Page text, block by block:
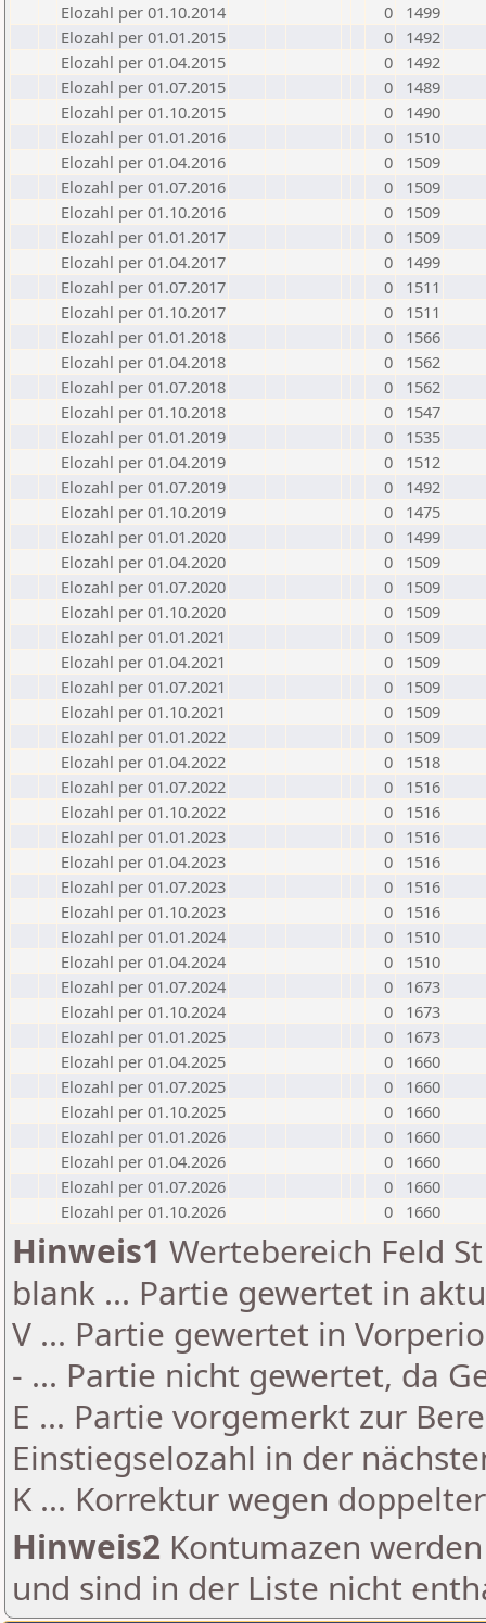
Elozahl per 01.10.2014
0
1499
Elozahl per 01.01.2015
0
1492
Elozahl per 01.04.2015
0
1492
Elozahl per 01.07.2015
0
1489
Elozahl per 01.10.2015
0
1490
Elozahl per 01.01.2016
0
1510
Elozahl per 01.04.2016
0
1509
Elozahl per 01.07.2016
0
1509
Elozahl per 01.10.2016
0
1509
Elozahl per 01.01.2017
0
1509
Elozahl per 01.04.2017
0
1499
Elozahl per 01.07.2017
0
1511
Elozahl per 01.10.2017
0
1511
Elozahl per 01.01.2018
0
1566
Elozahl per 01.04.2018
0
1562
Elozahl per 01.07.2018
0
1562
Elozahl per 01.10.2018
0
1547
Elozahl per 01.01.2019
0
1535
Elozahl per 01.04.2019
0
1512
Elozahl per 01.07.2019
0
1492
Elozahl per 01.10.2019
0
1475
Elozahl per 01.01.2020
0
1499
Elozahl per 01.04.2020
0
1509
Elozahl per 01.07.2020
0
1509
Elozahl per 01.10.2020
0
1509
Elozahl per 01.01.2021
0
1509
Elozahl per 01.04.2021
0
1509
Elozahl per 01.07.2021
0
1509
Elozahl per 01.10.2021
0
1509
Elozahl per 01.01.2022
0
1509
Elozahl per 01.04.2022
0
1518
Elozahl per 01.07.2022
0
1516
Elozahl per 01.10.2022
0
1516
Elozahl per 01.01.2023
0
1516
Elozahl per 01.04.2023
0
1516
Elozahl per 01.07.2023
0
1516
Elozahl per 01.10.2023
0
1516
Elozahl per 01.01.2024
0
1510
Elozahl per 01.04.2024
0
1510
Elozahl per 01.07.2024
0
1673
Elozahl per 01.10.2024
0
1673
Elozahl per 01.01.2025
0
1673
Elozahl per 01.04.2025
0
1660
Elozahl per 01.07.2025
0
1660
Elozahl per 01.10.2025
0
1660
Elozahl per 01.01.2026
0
1660
Elozahl per 01.04.2026
0
1660
Elozahl per 01.07.2026
0
1660
Elozahl per 01.10.2026
0 1660
Hinweis1 Wertebereich Feld
blank ... Partie gewertet in
V ... Partie gewertet in
- ... Partie nicht gewertet, da
E ... Partie vorgemerkt zur
Einstiegselozahl in der
K ... Korrektur wegen
Hinweis2 Kontumazen
und sind in der Liste nicht